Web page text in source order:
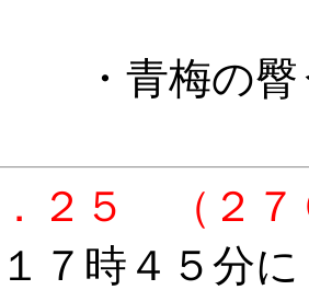
の臀う
．２５ （２７
７時４５分